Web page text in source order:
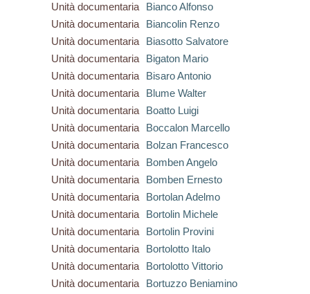
Unità documentaria
Bianco Alfonso
Unità documentaria
Biancolin Renzo
Unità documentaria
Biasotto Salvatore
Unità documentaria
Bigaton Mario
Unità documentaria
Bisaro Antonio
Unità documentaria
Blume Walter
Unità documentaria
Boatto Luigi
Unità documentaria
Boccalon Marcello
Unità documentaria
Bolzan Francesco
Unità documentaria
Bomben Angelo
Unità documentaria
Bomben Ernesto
Unità documentaria
Bortolan Adelmo
Unità documentaria
Bortolin Michele
Unità documentaria
Bortolin Provini
Unità documentaria
Bortolotto Italo
Unità documentaria
Bortolotto Vittorio
Unità documentaria
Bortuzzo Beniamino